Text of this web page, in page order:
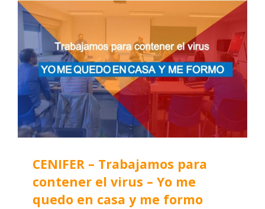
CENIFER – Trabajamos para
contener el virus – Yo me
quedo en casa y me formo